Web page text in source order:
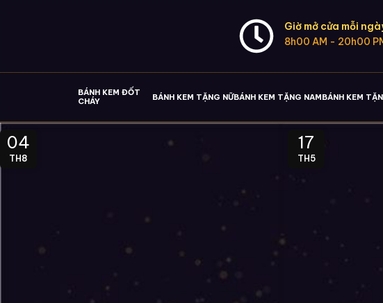
Giờ mở cửa mỗi
8h00 AM - 20h00
BÁNH KEM ĐỐT
CHÁY
BÁNH KEM TẶNG NỮBÁNH KEM TẶNG NAMBÁNH KEM
04
TH8
17
TH5